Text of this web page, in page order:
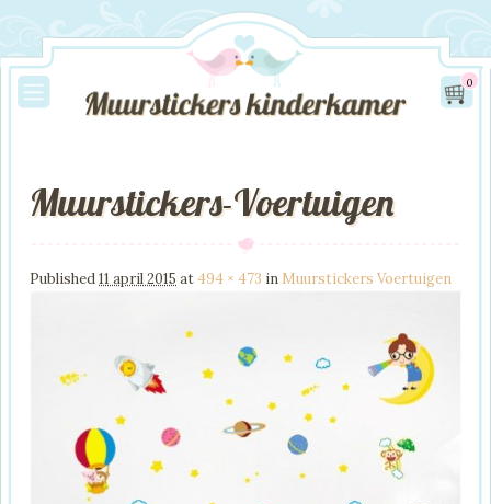
0
Image navigation
Muurstickers-Voertuigen
Published11 april 2015 at494 × 473 in Muurstickers Voertuigen